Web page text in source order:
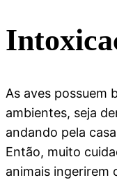
As aves possuem
ambientes, seja
andando pela
Então, muito
animais ingerirem